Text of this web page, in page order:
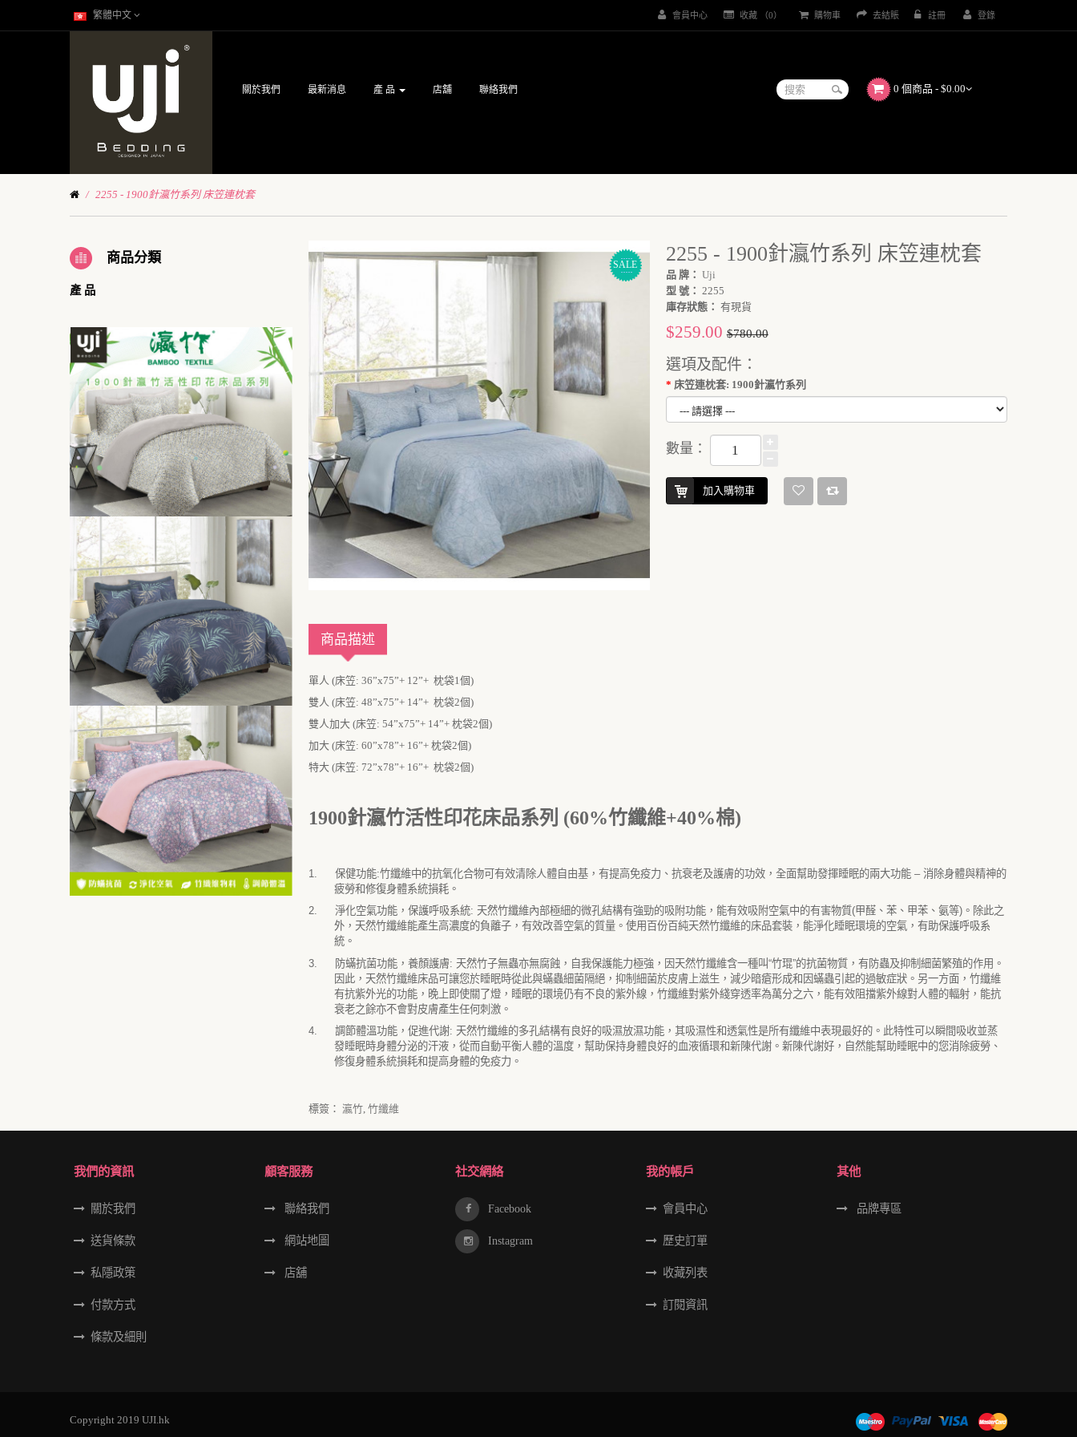
繁體中文 註冊 登錄
會員中心 收藏 （0） 購物車 去結賬
關於我們 最新消息 產 品 店舖 聯絡我們 0 個商品 - $0.00
2255 - 1900針瀛竹系列 床笠連枕套
商品分類
產 品
SALE 2255 - 1900針瀛竹系列 床笠連枕套
品 牌： Uji
型 號： 2255
庫存狀態： 有現貨
$259.00$780.00
選項及配件：
床笠連枕套: 1900針瀛竹系列
數量：
加入購物車
商品描述
單人 (床笠: 36”x75”+ 12”+ 枕袋1個)
雙人 (床笠: 48”x75”+ 14”+ 枕袋2個)
雙人加大 (床笠: 54”x75”+ 14”+ 枕袋2個)
加大 (床笠: 60”x78”+ 16”+ 枕袋2個)
特大 (床笠: 72”x78”+ 16”+ 枕袋2個)
1900針瀛竹活性印花床品系列 (60%竹纖維+40%棉)
1. 保健功能:竹纖維中的抗氧化合物可有效清除人體自由基，有提高免疫力、抗衰老及護膚的功效，全面幫助發揮睡眠的兩大功能– 消除身體與精神的
疲勞和修復身體系統損耗。
2.
淨化空氣功能，保護呼吸系統: 天然竹纖維內部極細的微孔結構有強勁的吸附功能，能有效吸附空氣中的有害物質(甲醛、苯、甲苯、氨等)。除此之
外，天然竹纖維能產生高濃度的負離子，有效改善空氣的質量。使用百份百純天然竹纖維的床品套裝，能淨化睡眠環境的空氣，有助保護呼吸系
統。
3.
防蟎抗菌功能，養顏護膚: 天然竹子無蟲亦無腐蝕，自我保護能力極強，因天然竹纖維含一種叫“竹琨”的抗菌物質，有防蟲及抑制細菌繁殖的作用。
因此，天然竹纖維床品可讓您於睡眠時從此與蟎蟲細菌隔絕，抑制細菌於皮膚上滋生，減少暗瘡形成和因蟎蟲引起的過敏症狀。另一方面，竹纖維
有抗紫外光的功能，晚上即使關了燈，睡眠的環境仍有不良的紫外線，竹纖維對紫外綫穿透率為萬分之六，能有效阻擋紫外線對人體的輻射，能抗
衰老之餘亦不會對皮膚產生任何刺激。
4.
調節體溫功能，促進代謝: 天然竹纖維的多孔結構有良好的吸濕放濕功能，其吸濕性和透氣性是所有纖維中表現最好的。此特性可以瞬間吸收並蒸
發睡眠時身體分泌的汗液，從而自動平衡人體的溫度，幫助保持身體良好的血液循環和新陳代謝。新陳代謝好，自然能幫助睡眠中的您消除疲勞、
修復身體系統損耗和提高身體的免疫力。
標簽： 瀛竹, 竹纖維
我們的資訊
關於我們
送貨條款
私隱政策
付款方式
條款及細則
顧客服務
聯絡我們
網站地圖
店舖
社交網絡
Facebook
Instagram
我的帳戶
會員中心
歷史訂單
收藏列表
訂閱資訊
其他
品牌專區
Copyright 2019 UJI.hk